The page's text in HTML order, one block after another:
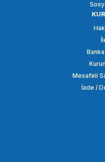
PATONA Premium RGB 216AS
Mesafeli
İade /